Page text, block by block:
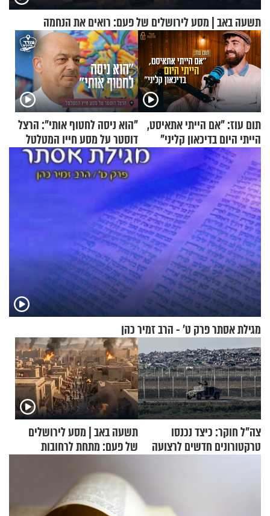
תשעה באב | מסע לירושלים של פעם: רואים את הנחמה
תום עוז: "אם הייתי אתאיסט,
הייתי היום בדיכאון קליני"
"הוא ניסה לחטוף אותי": הרצל
דוסטר על מסע חייו המטלטל
מגילת אסתר פרק ט’ - הרב זמיר כהן
צה"ל חוקר: כיצד נכנסו
טרקטורונים חדשים לרצועה
תשעה באב | מסע לירושלים
של פעם: מתחת לרחובות